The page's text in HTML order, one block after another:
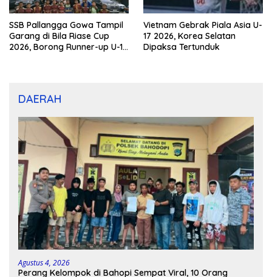
SSB Pallangga Gowa Tampil
Garang di Bila Riase Cup
2026, Borong Runner-up U-10
Vietnam Gebrak Piala Asia U-
17 2026, Korea Selatan
Dipaksa Tertunduk
DAERAH
Agustus 4, 2026
Perang Kelompok di Bahopi Sempat Viral, 10 Orang